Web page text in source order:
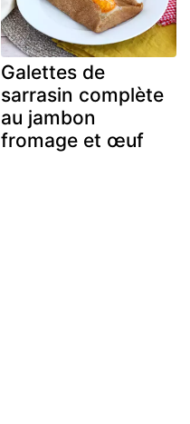
Galettes de
sarrasin complète
au jambon
fromage et œuf